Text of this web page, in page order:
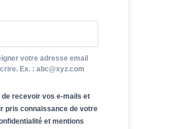
votre adresse email
Ex. : abc@xyz.com
recevoir vos e-mails et
pris connaissance de votre
et mentions